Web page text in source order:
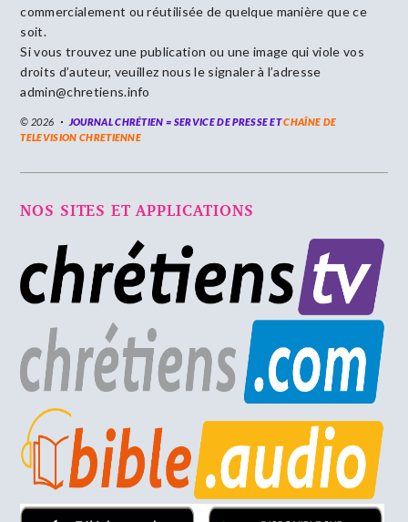
commercialement ou réutilisée de quelque manière que ce
soit.
Si vous trouvez une publication ou une image qui viole vos
droits d’auteur, veuillez nous le signaler à l’adresse
admin@chretiens.info
© 2026 JOURNAL CHRÉTIEN = SERVICE DE PRESSE ETCHAÎNE DE
TELEVISION CHRETIENNE
NOS SITES ET APPLICATIONS